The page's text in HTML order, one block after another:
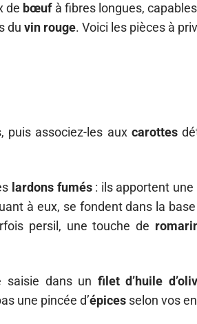
de bœufà fibres longues,
du vin rouge. Voici les pièces à
puis associez-les aux carottes
lardons fumés: ils apportent une
à eux, se fondent dans la
persil, une touche de
saisie dans un filet d’huile
une pincée d’épices selon vos